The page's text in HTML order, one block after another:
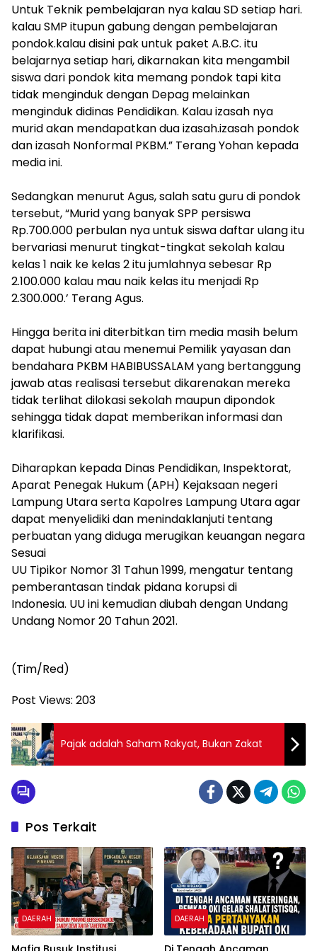
‎Untuk Teknik pembelajaran nya kalau SD setiap hari.
kalau SMP itupun gabung dengan pembelajaran
pondok.kalau disini pak untuk paket A.B.C. itu
belajarnya setiap hari, dikarnakan kita mengambil
siswa dari pondok kita memang pondok tapi kita
tidak menginduk dengan Depag melainkan
menginduk didinas Pendidikan. Kalau izasah nya
murid akan mendapatkan dua izasah.izasah pondok
dan izasah Nonformal PKBM.” Terang Yohan kepada
media ini.
‎Sedangkan menurut Agus, salah satu guru di pondok
tersebut, “Murid yang banyak SPP persiswa
Rp.700.000 perbulan nya untuk siswa daftar ulang itu
bervariasi menurut tingkat-tingkat sekolah kalau
kelas 1 naik ke kelas 2 itu jumlahnya sebesar Rp
2.100.000 kalau mau naik kelas itu menjadi Rp
2.300.000.’ Terang Agus.
‎Hingga berita ini diterbitkan tim media masih belum
dapat hubungi atau menemui Pemilik yayasan dan
bendahara PKBM HABIBUSSALAM yang bertanggung
jawab atas realisasi tersebut dikarenakan mereka
tidak terlihat dilokasi sekolah maupun dipondok
sehingga tidak dapat memberikan informasi dan
klarifikasi.
‎Diharapkan kepada Dinas Pendidikan, Inspektorat,
Aparat Penegak Hukum (APH) Kejaksaan negeri
Lampung Utara serta Kapolres Lampung Utara agar
dapat menyelidiki dan menindaklanjuti tentang
perbuatan yang diduga merugikan keuangan negara
Sesuai
‎UU Tipikor Nomor 31 Tahun 1999, mengatur tentang
pemberantasan tindak pidana korupsi di
Indonesia. UU ini kemudian diubah dengan Undang
Undang Nomor 20 Tahun 2021.
(Tim/Red)
Post Views: 203
Pajak adalah Saham Rakyat, Bukan Zakat
Pos Terkait
DAERAH DAERAH